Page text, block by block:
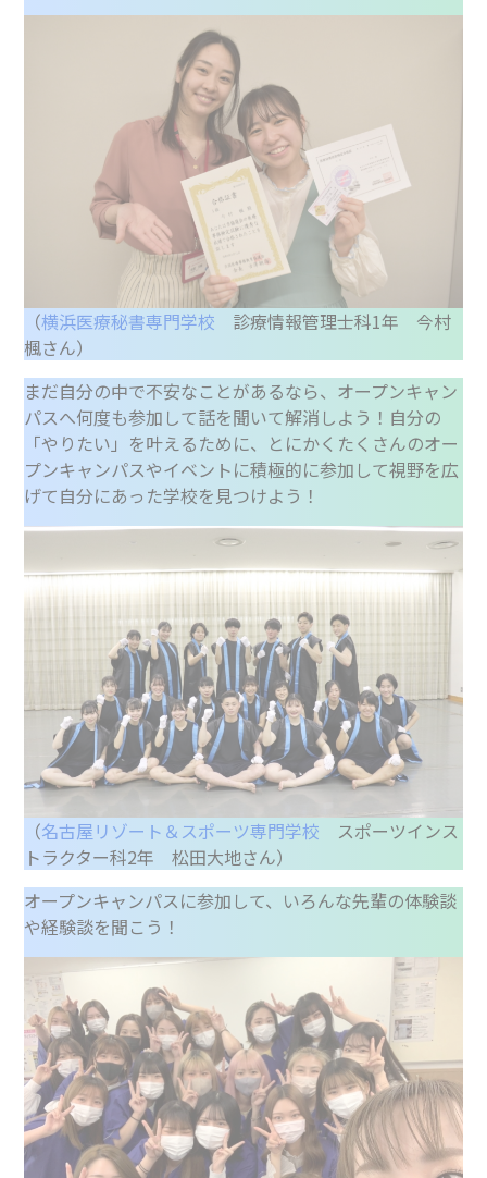
（横浜医療秘書専門学校 診療情報管理士科1年 今村
楓さん）
まだ自分の中で不安なことがあるなら、オープンキャン
パスへ何度も参加して話を聞いて解消しよう！自分の
「やりたい」を叶えるために、とにかくたくさんのオー
プンキャンパスやイベントに積極的に参加して視野を広
げて自分にあった学校を見つけよう！
（名古屋リゾート＆スポーツ専門学校 スポーツインス
トラクター科2年 松田大地さん）
オープンキャンパスに参加して、いろんな先輩の体験談
や経験談を聞こう！